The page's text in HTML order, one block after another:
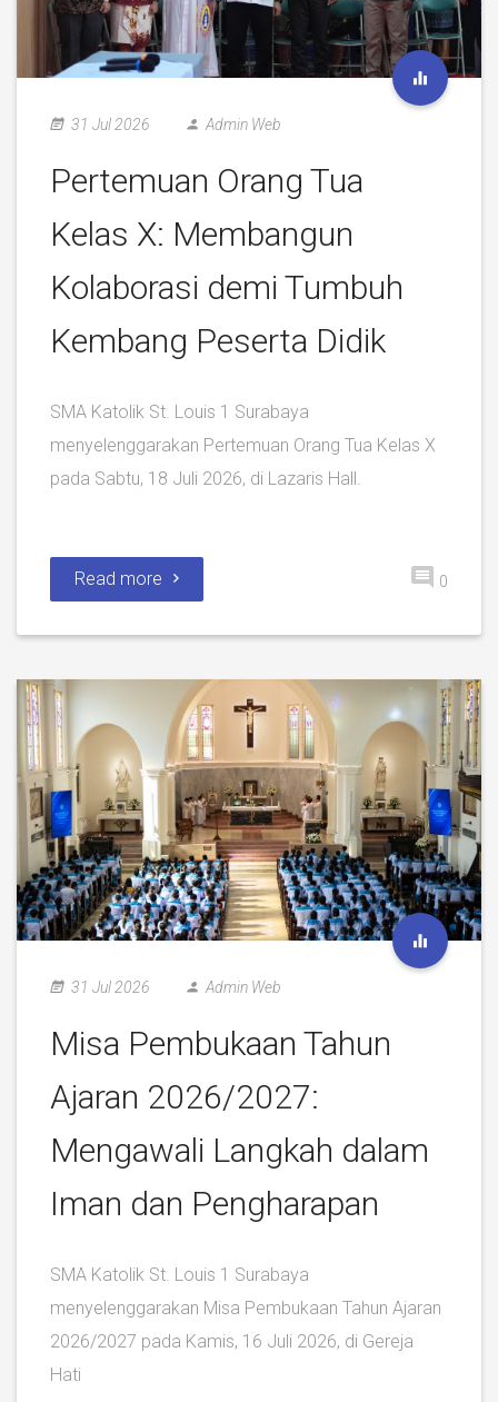
31 Jul 2026 Admin Web
Pertemuan Orang Tua
Kelas X: Membangun
Kolaborasi demi Tumbuh
Kembang Peserta Didik
SMA Katolik St. Louis 1 Surabaya
menyelenggarakan Pertemuan Orang Tua Kelas X
pada Sabtu, 18 Juli 2026, di Lazaris Hall.
Read more 0
31 Jul 2026 Admin Web
Misa Pembukaan Tahun
Ajaran 2026/2027:
Mengawali Langkah dalam
Iman dan Pengharapan
SMA Katolik St. Louis 1 Surabaya
menyelenggarakan Misa Pembukaan Tahun Ajaran
2026/2027 pada Kamis, 16 Juli 2026, di Gereja
Hati